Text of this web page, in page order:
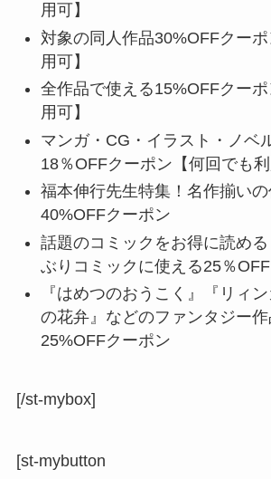
用可】
対象の同人作品30%OFFクー
用可】
全作品で使える15%OFFクーポ
用可】
マンガ・CG・イラスト・ノベ
18％OFFクーポン【何回でも利
福本伸行先生特集！名作揃い
40%OFFクーポン
話題のコミックをお得に読める
ぶりコミックに使える25％OFF
『はめつのおうこく』『リィ
の花弁』などのファンタジー
25%OFFクーポン
[/st-mybox]
[st-mybutton